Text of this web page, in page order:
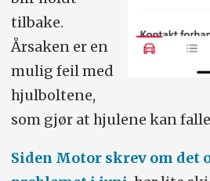
tilbake.
Årsaken er en
mulig feil med
hjulboltene,
som gjør at hjulene kan falle
Siden Motor skrev om det